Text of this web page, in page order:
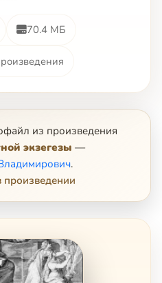
70.4 МБ
из произведения
экзегезы —
.